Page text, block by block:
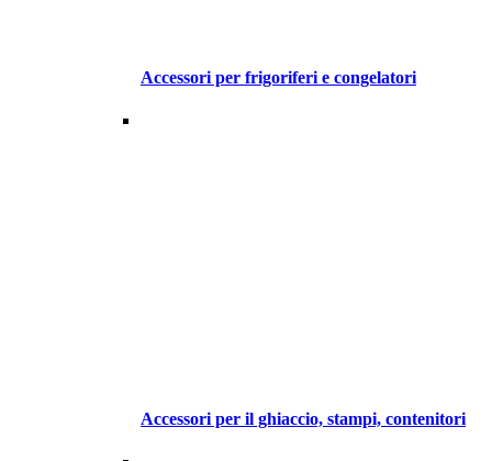
Accessori per frigoriferi e congelatori
Accessori per il ghiaccio, stampi, contenitori